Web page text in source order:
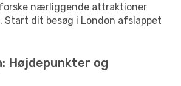
nærliggende attraktioner
Start dit besøg i London afslappet
Højdepunkter og